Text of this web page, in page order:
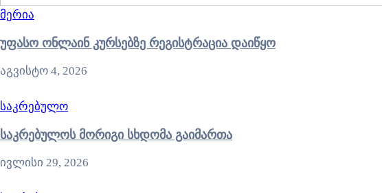
მერია
უფასო ონლაინ კურსებზე რეგისტრაცია დაიწყო
აგვისტო 4, 2026
საკრებულო
საკრებულოს მორიგი სხდომა გაიმართა
ივლისი 29, 2026